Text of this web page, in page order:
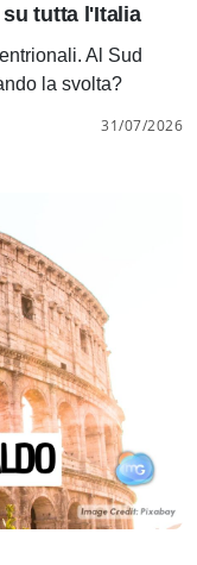
su tutta l'Italia
Al Sud
la svolta?
31/07/2026